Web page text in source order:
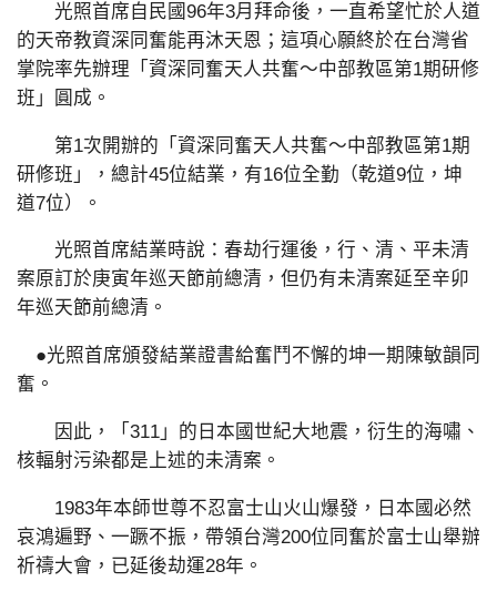
光照首席自民國96年3月拜命後，一直希望忙於人道
的天帝教資深同奮能再沐天恩；這項心願終於在台灣省
掌院率先辦理「資深同奮天人共奮～中部教區第1期研修
班」圓成。
第1次開辦的「資深同奮天人共奮～中部教區第1期
研修班」，總計45位結業，有16位全勤（乾道9位，坤
道7位）。
光照首席結業時說：春劫行運後，行、清、平未清
案原訂於庚寅年巡天節前總清，但仍有未清案延至辛卯
年巡天節前總清。
●光照首席頒發結業證書給奮鬥不懈的坤一期陳敏韻同
奮。
因此，「311」的日本國世紀大地震，衍生的海嘯、
核輻射污染都是上述的未清案。
1983年本師世尊不忍富士山火山爆發，日本國必然
哀鴻遍野、一蹶不振，帶領台灣200位同奮於富士山舉辦
祈禱大會，已延後劫運28年。